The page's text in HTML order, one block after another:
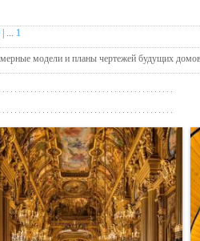
| ... 1
модели и планы чертежей будущих